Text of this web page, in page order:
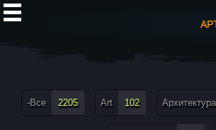
-Все 2205 Art 102 Архитектура